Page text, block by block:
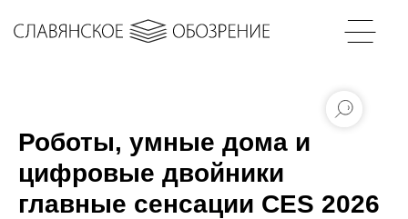
Роботы, умные дома и
цифровые двойники
главные сенсации CES 2026